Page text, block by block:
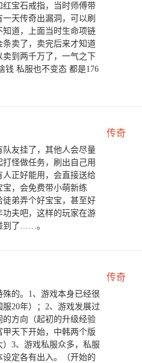
宝石戒指，当时师傅带
一天传奇出漏洞，可以刷
道，上面当时生命项链
卖了，卖完后来才知道
到两千万了，一气之下
钱 私服也不变态 都是176
传奇
友挂了，其他人会尽量
怪做任务，刷出自己用
正好能用，会直接送给
，会免费带小萌新练
弟弄个好宝宝，甚至好
夫吧，这样的玩家在游
到了……。
传奇
的。1、游戏本身已经很
服20年）；2、游戏发展过
方向（起初的升级经验
天下开始，中韩两个版
3、游戏私服众多，私服
定各有出入。（开始的